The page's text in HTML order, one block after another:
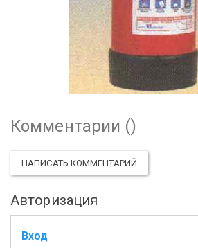
Комментарии ()
НАПИСАТЬ КОММЕНТАРИЙ
Авторизация
Вход